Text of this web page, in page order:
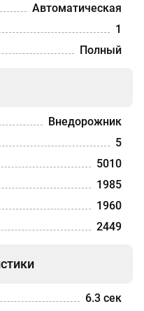
Автоматическая
1
Полный
Внедорожник
5
5010
1985
1960
2449
6.3 сек